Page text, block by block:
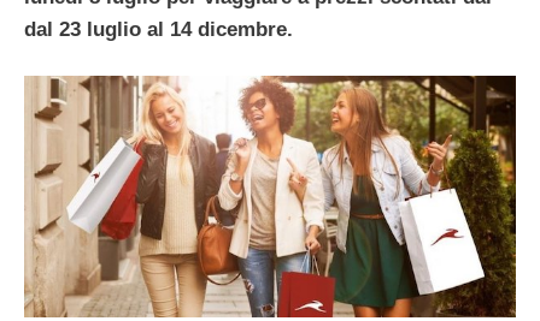
dal 23 luglio al 14 dicembre.